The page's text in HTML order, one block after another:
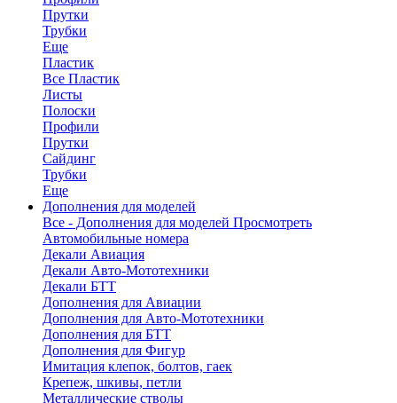
Прутки
Трубки
Еще
Пластик
Все Пластик
Листы
Полоски
Профили
Прутки
Сайдинг
Трубки
Еще
Дополнения для моделей
Все - Дополнения для моделей Просмотреть
Автомобильные номера
Декали Авиация
Декали Авто-Мототехники
Декали БТТ
Дополнения для Авиации
Дополнения для Авто-Мототехники
Дополнения для БТТ
Дополнения для Фигур
Имитация клепок, болтов, гаек
Крепеж, шкивы, петли
Металлические стволы